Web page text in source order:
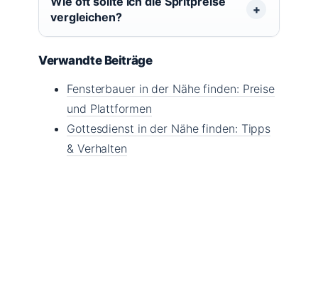
vergleichen?
Verwandte Beiträge
Fensterbauer in der Nähe finden: Preise
und Plattformen
Gottesdienst in der Nähe finden: Tipps
& Verhalten